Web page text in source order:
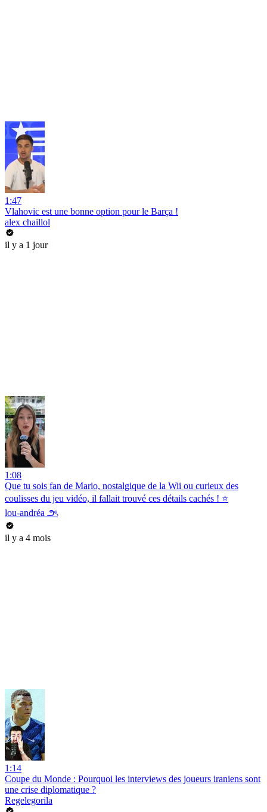
1:47
Vlahovic est une bonne option pour le Barça !
alex chaillol
il y a 1 jour
1:08
Que tu sois fan de Mario, nostalgique de la Wii ou curieux des
coulisses du jeu vidéo, il fallait trouvé ces détails cachés ! ⭐️
lou-andréa ౨ৎ
il y a 4 mois
1:14
Coupe du Monde : Pourquoi les interviews des joueurs iraniens sont
une crise diplomatique ?
Regelegorila